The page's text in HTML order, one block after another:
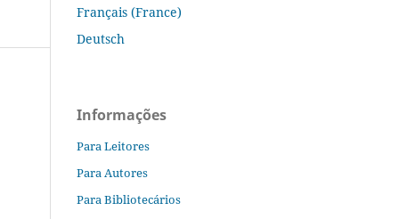
Français (France)
Deutsch
Informações
Para Leitores
Para Autores
Para Bibliotecários